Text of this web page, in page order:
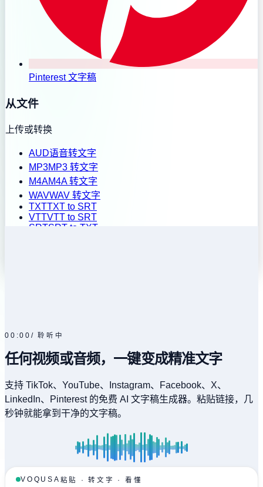
Pinterest 文字稿
从文件
上传或转换
AUD语音转文字
MP3MP3 转文字
M4AM4A 转文字
WAVWAV 转文字
TXTTXT to SRT
VTTVTT to SRT
SRTSRT to TXT
00:00 /聆听中
任何视频或音频，一键变成精准文字
支持 TikTok、YouTube、Instagram、Facebook、X、
LinkedIn、Pinterest 的免费 AI 文字稿生成器。粘贴链接，几
秒钟就能拿到干净的文字稿。
VOQUSA 粘贴 · 转文字 · 看懂